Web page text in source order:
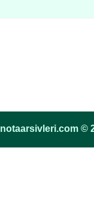
notaarsivleri.com ©